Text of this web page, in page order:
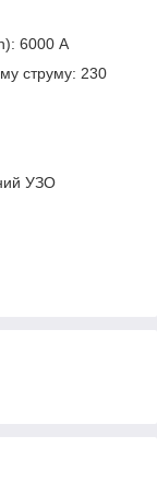
6000 А
струму: 230
УЗО